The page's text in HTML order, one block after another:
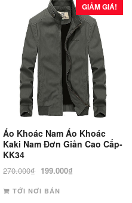
GIẢM GIÁ!
Áo Khoác Nam Áo Khoác
Kaki Nam Đơn Giản Cao Cấp-
KK34
270.000₫ Giá
là:
199.000₫
TỚI NƠI BÁN